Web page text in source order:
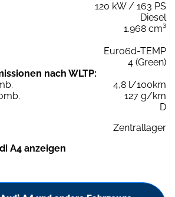
120 kW / 163 PS
Diesel
1.968 cm³
Euro6d-TEMP
4 (Green)
nach WLTP:
4,8 l/100km
127 g/km
D
Zentrallager
A4 anzeigen